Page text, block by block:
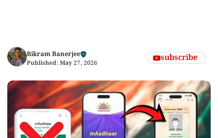
Bikram Banerjee
Published: May 27, 2026 subscribe